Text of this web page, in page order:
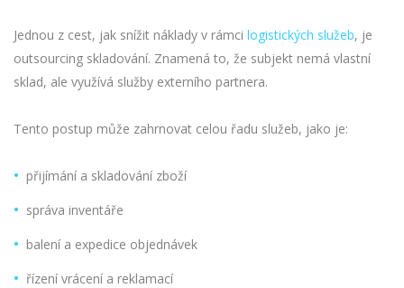
Jednou z cest, jak snížit náklady v rámci logistických služeb, je
outsourcing skladování. Znamená to, že subjekt nemá vlastní
sklad, ale využívá služby externího partnera.
Tento postup může zahrnovat celou řadu služeb, jako je:
přijímání a skladování zboží
správa inventáře
balení a expedice objednávek
řízení vrácení a reklamací